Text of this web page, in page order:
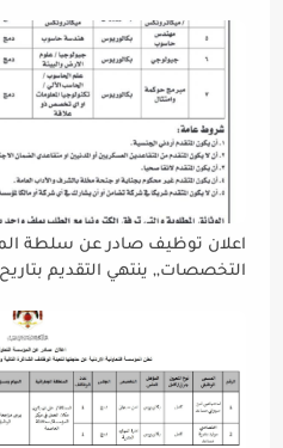
إتاحة الفرصة الكافية أمام
اعلان توظيف صادر عن سلطة
التخصصات,, ينتهي التقديم بتاريح 29-4-2026